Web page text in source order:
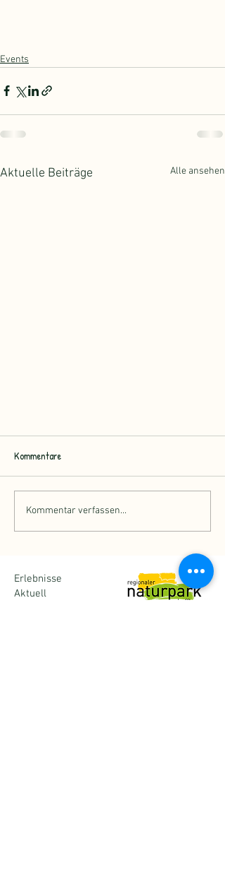
Events
Aktuelle Beiträge Alle ansehen
SH Naturpark - Kalender
Kommentare
Kommentar verfassen...
Erlebnisse
Aktuell